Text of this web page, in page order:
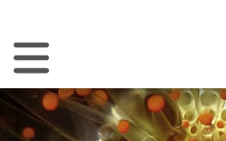
Navigation umschalten